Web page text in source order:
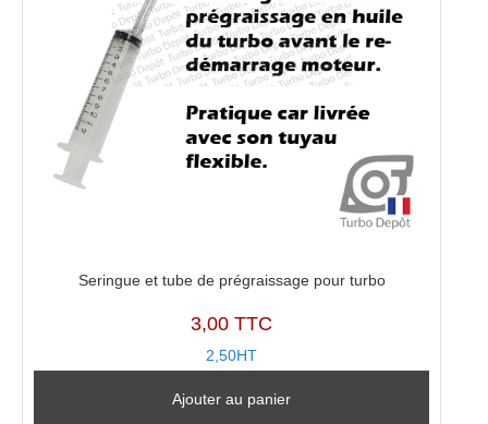
Seringue et tube de prégraissage pour turbo
3,00 TTC
2,50HT
Ajouter au panier